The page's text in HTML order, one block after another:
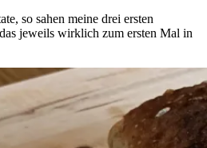
so sahen meine drei ersten
jeweils wirklich zum ersten Mal in